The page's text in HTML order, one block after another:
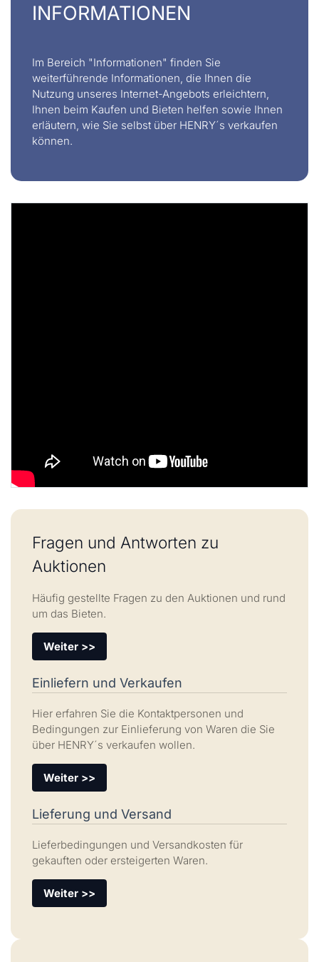
INFORMATIONEN
Im Bereich "Informationen" finden Sie
weiterführende Informationen, die Ihnen die
Nutzung unseres Internet-Angebots erleichtern,
Ihnen beim Kaufen und Bieten helfen sowie Ihnen
erläutern, wie Sie selbst über HENRY´s verkaufen
können.
Fragen und Antworten zu
Auktionen
Häufig gestellte Fragen zu den Auktionen und rund
um das Bieten.
Weiter >>
Einliefern und Verkaufen
Hier erfahren Sie die Kontaktpersonen und
Bedingungen zur Einlieferung von Waren die Sie
über HENRY´s verkaufen wollen.
Weiter >>
Lieferung und Versand
Lieferbedingungen und Versandkosten für
gekauften oder ersteigerten Waren.
Weiter >>